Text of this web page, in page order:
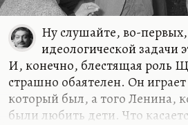
Ну слушайте, во-
идеологической задачи
И, конечно, блестящая роль
страшно обаятелен. Он
который был, а того Ленина,
были любить дети. Что